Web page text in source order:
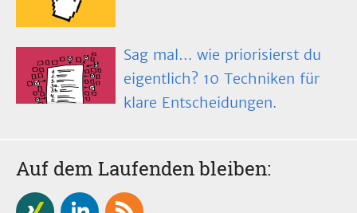
Sag mal… wie priorisierst du
eigentlich? 10 Techniken für
klare Entscheidungen.
Auf dem Laufenden bleiben: